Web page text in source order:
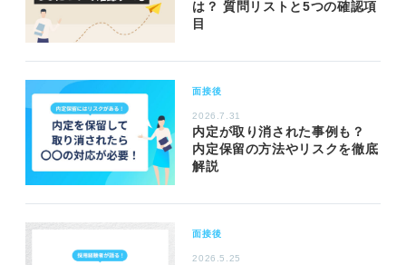
は？ 質問リストと5つの確認項
目
面接後
2026.7.31
内定が取り消された事例も？
内定保留の方法やリスクを徹底
解説
面接後
2026.5.25